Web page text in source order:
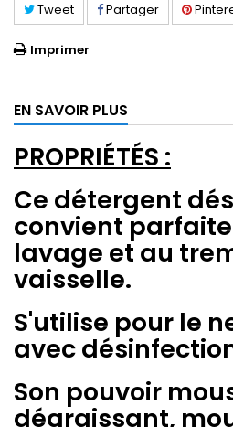
Tweet Partager
Imprimer
EN SAVOIR PLUS
PROPRIÉTÉS :
Ce détergent
convient
lavage etau
vaisselle.
S'utilise pour le
avec
Son pouvoir
dégraissant,